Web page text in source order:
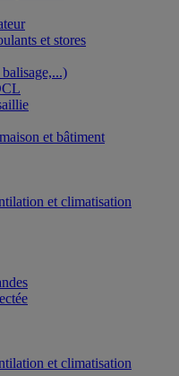
et stores
et bâtiment
et climatisation
et climatisation